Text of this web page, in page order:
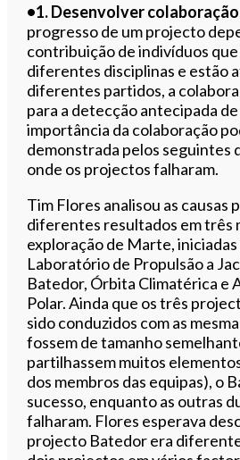
•1. Desenvolver colaboração
progresso de um projecto
contribuição de indivíduos
diferentes disciplinas e estão
diferentes partidos, a
para a detecção antecipada
importância da colaboração
demonstrada pelos seguintes
onde os projectos falharam.
Tim Flores analisou as causas
diferentes resultados em três
exploração de Marte,
Laboratório de Propulsão a
Batedor, Órbita Climatérica e
Polar. Ainda que os três
sido conduzidos com as
fossem de tamanho
partilhassem muitos
dos membros das equipas), o
sucesso, enquanto as outras
falharam. Flores esperava
projecto Batedor era